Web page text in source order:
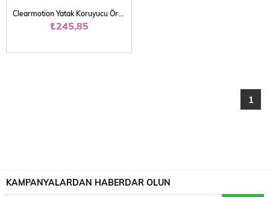
₺245,85
1
KAMPANYALARDAN HABERDAR OLUN